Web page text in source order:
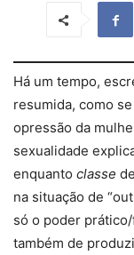
Há um tempo,
resumida, como
opressão da
sexualidade
enquanto classe
na situação de
só o poder
também de